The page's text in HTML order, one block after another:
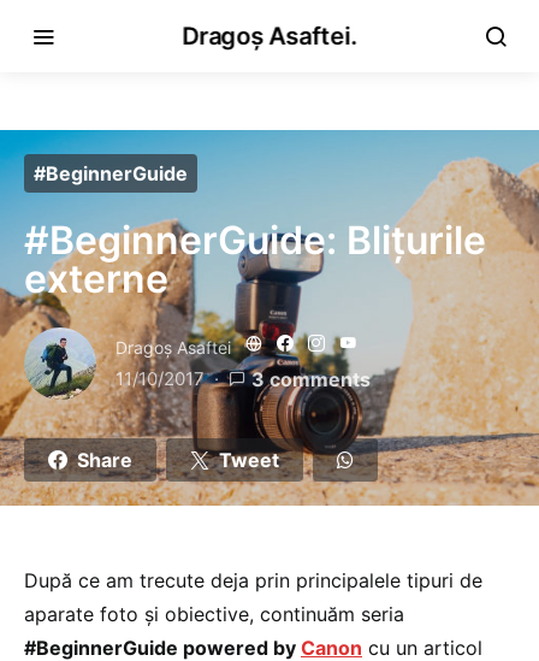
Dragoș Asaftei.
#BeginnerGuide
#BeginnerGuide: Blițurile
externe
Dragoş Asaftei
11/10/2017 3 comments
Share Tweet
După ce am trecute deja prin principalele tipuri de
aparate foto și obiective, continuăm seria
#BeginnerGuide powered by Canon cu un articol